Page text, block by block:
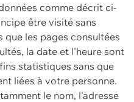
comme décrit ci-
être visité sans
que les pages consultées
la date et l'heure sont
statistiques sans que
liées à votre personne.
le nom, l'adresse